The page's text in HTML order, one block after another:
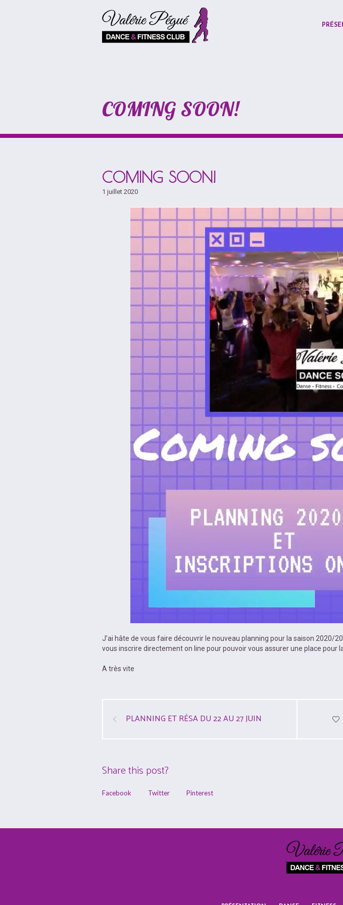
COMING SOON!
COMING SOON!
1 juillet 2020
J’ai hâte de vous faire découvrir le nouveau planning pour la saison 2020/
vous inscrire directement on line pour pouvoir vous assurer une place pour
A très vite
PLANNING ET RÉSA DU 22 AU 27 JUIN
Share this post?
Facebook Twitter Pinterest